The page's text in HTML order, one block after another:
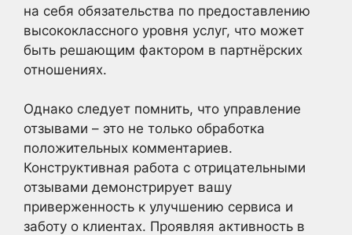
на себя обязательства по предоставлению
высококлассного уровня услуг, что может
быть решающим фактором в партнёрских
отношениях.
Однако следует помнить, что управление
отзывами – это не только обработка
положительных комментариев.
Конструктивная работа с отрицательными
отзывами демонстрирует вашу
приверженность к улучшению сервиса и
заботу о клиентах. Проявляя активность в